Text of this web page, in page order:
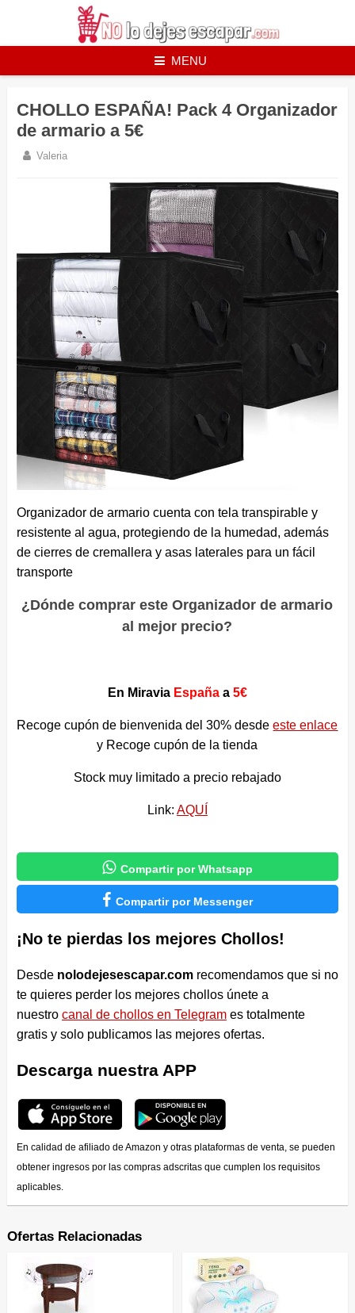
MENU
CHOLLO ESPAÑA! Pack 4 Organizador
de armario a 5€
Valeria
Organizador de armario cuenta con tela transpirable y
resistente al agua, protegiendo de la humedad, además
de cierres de cremallera y asas laterales para un fácil
transporte
¿Dónde comprar este Organizador de armario
al mejor precio?
En Miravia Españaa5€
Recoge cupón de bienvenida del 30% desdeeste enlace
y Recoge cupón de la tienda
Stock muy limitado a precio rebajado
Link: AQUÍ
 Compartir por Whatsapp
 Compartir por Messenger
¡No te pierdas los mejores Chollos!
Desde nolodejesescapar.comrecomendamos que si no
te quieres perder los mejores chollos únete a
nuestro canal de chollos en Telegrames totalmente
gratis y solo publicamos las mejores ofertas.
Descarga nuestra APP
En calidad de afiliado de Amazon y otras plataformas de venta, se pueden
obtener ingresos por las compras adscritas que cumplen los requisitos
aplicables.
Ofertas Relacionadas